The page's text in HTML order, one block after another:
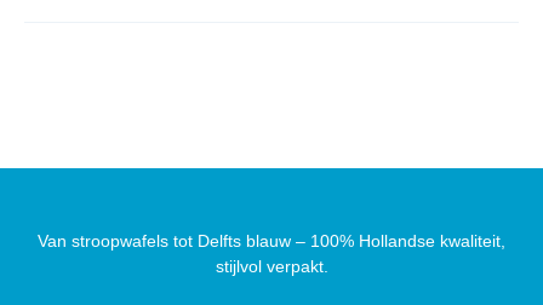
Van stroopwafels tot Delfts blauw – 100% Hollandse kwaliteit,
stijlvol verpakt.